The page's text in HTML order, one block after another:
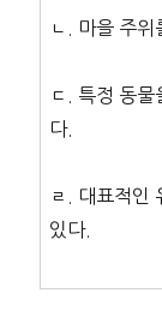
ㄴ. 마을 주
ㄷ. 특정 동물
다.
ㄹ. 대표적인
있다.